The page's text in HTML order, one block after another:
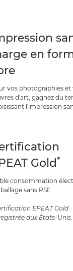
en
vos photographies et
d'art, gagnez du
l'impression
Gold*
consommation
sans PSE
EPEAT Gold
aux États-Unis.